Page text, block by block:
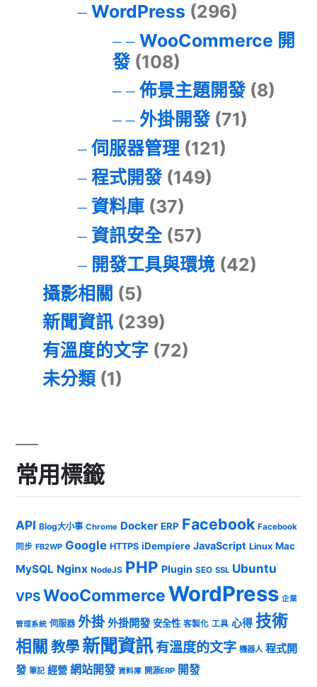
WordPress (296)
WooCommerce 開
發(108)
佈景主題開發(8)
外掛開發(71)
伺服器管理(121)
程式開發(149)
資料庫(37)
資訊安全(57)
開發工具與環境(42)
攝影相關 (5)
新聞資訊 (239)
有溫度的文字 (72)
未分類 (1)
常用標籤
API Blog大小事 Chrome Docker ERP Facebook Facebook
同步 FB2WP Google HTTPS iDempiere JavaScript Linux Mac
MySQL Nginx NodeJS PHP Plugin SEO SSL Ubuntu
VPSWooCommerceWordPress 企業
管理系統 伺服器 外掛 外掛開發 安全性 客製化 工具 心得 技術
相關 教學 新聞資訊有溫度的文字 機器人 程式開
發 筆記 經營 網站開發 資料庫 開源ERP 開發